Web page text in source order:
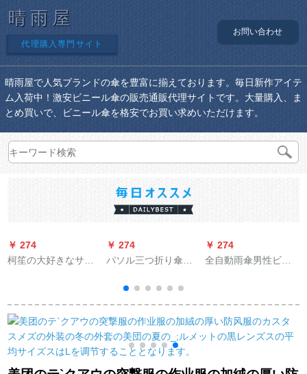
晴雨屋
代理購入専門サイト
お問い合わせ
晴雨屋で人気ブランドの傘を豊富に揃えております。毎日新作アイテ
ム入荷中！激安ビニール傘の販売通販代理サイトです。大量購入、ま
とめ買いで、ビニール傘を格安でお買い求めいただけます。
￥ 274
柯笙の大好きなサズ
店を広げます。
￥ 274
パソル三つ折り傘晴
￥ 274
全自動雨傘男性ビジ
人男女自開晴雨日傘
10骨大傘105 CM黒